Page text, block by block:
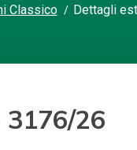
Classico Dettagli
3176/26